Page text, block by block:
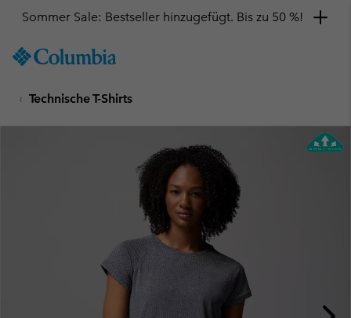
TO
SKIP
MAIN
Sommer Sale: Bestseller hinzugefügt. Bis zu 50 %!
Technische T-Shirts